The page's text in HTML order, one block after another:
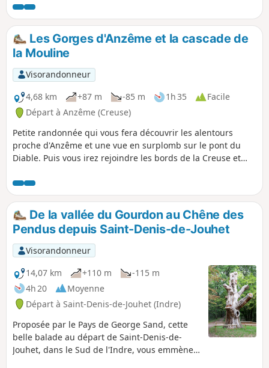
"Jour de Fête". Le circuit sillonne les
alentours vallonnés de ce village, à la
découverte d'anciens châteaux et moulins,
au milieu d'agréables pâturages et croise de
nombreux ruisseaux.
Les Gorges d'Anzême et la cascade de
la Mouline
Visorandonneur
4,68 km
+87 m -85 m 1h 35
Facile
Départ à Anzême (Creuse)
Petite randonnée qui vous fera découvrir les alentours
proche d'Anzême et une vue en surplomb sur le pont du
Diable. Puis vous irez rejoindre les bords de la Creuse et
De la vallée du Gourdon au Chêne des
Pendus depuis Saint-Denis-de-Jouhet
Visorandonneur
14,07 km
+110 m
-115 m
4h 20
Moyenne
Départ à Saint-Denis-de-Jouhet (Indre)
Proposée par le Pays de George Sand, cette
belle balade au départ de Saint-Denis-de-
Jouhet, dans le Sud de l'Indre, vous emmène